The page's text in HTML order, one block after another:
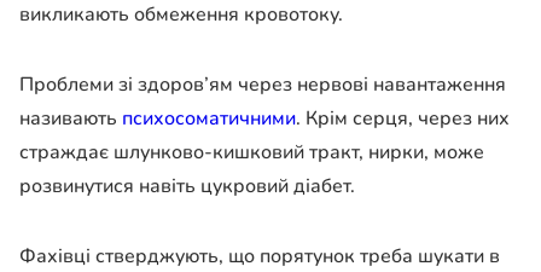
викликають обмеження кровотоку.
Проблеми зі здоров’ям через нервові навантаження
називають психосоматичними. Крім серця, через них
страждає шлунково-кишковий тракт, нирки, може
розвинутися навіть цукровий діабет.
Фахівці стверджують, що порятунок треба шукати в